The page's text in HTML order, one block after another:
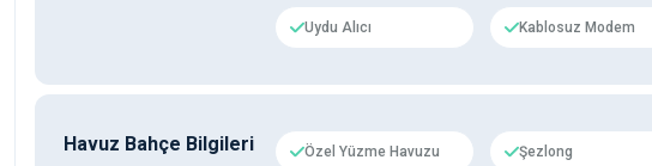
Uydu Alıcı Kablosuz Modem
Havuz Bahçe Bilgileri Özel Yüzme Havuzu Şezlong